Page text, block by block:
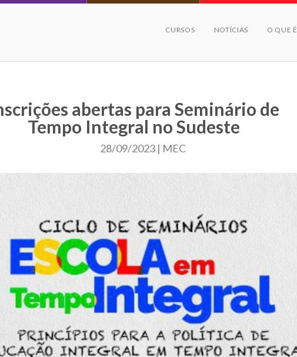
CURSOS NOTÍCIAS O QUE É
abertas para Seminário de
Tempo Integral no Sudeste
28/09/2023 | MEC